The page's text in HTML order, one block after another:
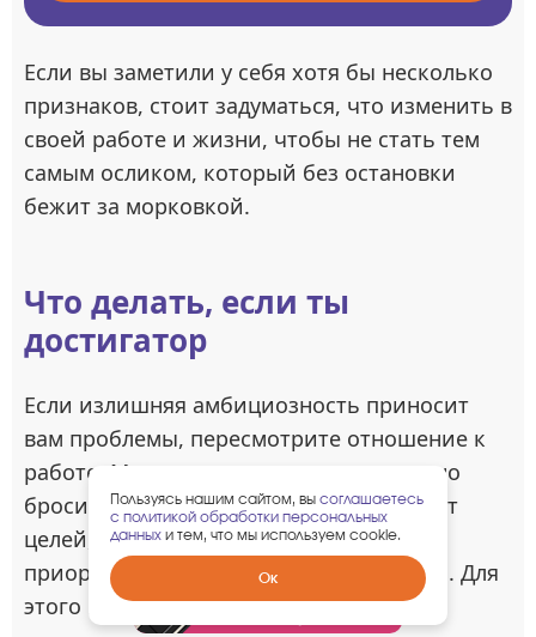
Если вы заметили у себя хотя бы несколько
признаков, стоит задуматься, что изменить в
своей работе и жизни, чтобы не стать тем
самым осликом, который без остановки
бежит за морковкой.
Что делать, если ты
достигатор
Если излишняя амбициозность приносит
вам проблемы, пересмотрите отношение к
работе. Мы не говорим о том, что нужно
бросить все стремления и отказаться от
целей, но надо правильно расставлять
приоритеты и находить другие смыслы. Для
этого можно сделать следующие шаги:
Забрать
гарантированный
Пользуясь нашим сайтом, вы соглашаетесь
с политикой обработки персональных
данных и тем, что мы используем cookie.
Ок